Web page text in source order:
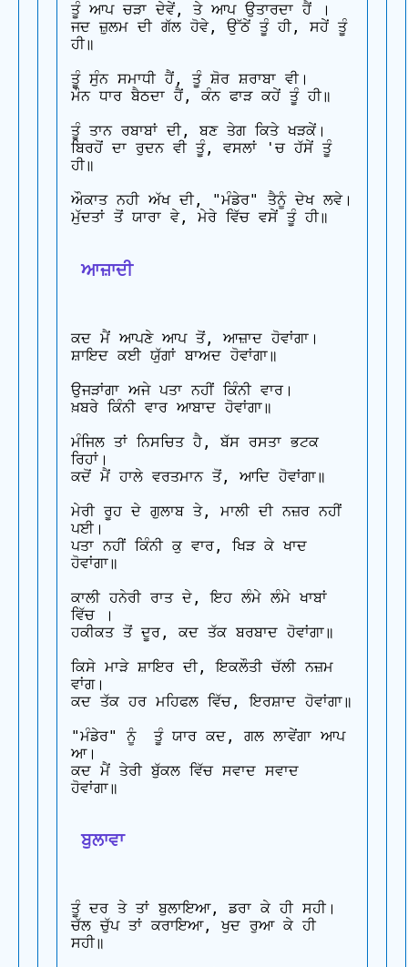
ਤੂੰ ਆਪ ਚੜਾ ਦੇਵੇਂ, ਤੇ ਆਪ ਉਤਾਰਦਾ ਹੈਂ ।
ਜਦ ਜ਼ੁਲਮ ਦੀ ਗੱਲ ਹੋਵੇ, ਉੱਠੇਂ ਤੂੰ ਹੀ, ਸਹੇਂ ਤੂੰ
ਹੀ॥
ਤੂੰ ਸੁੰਨ ਸਮਾਧੀ ਹੈਂ, ਤੂੰ ਸ਼ੋਰ ਸ਼ਰਾਬਾ ਵੀ।
ਮੌਨ ਧਾਰ ਬੈਠਦਾ ਹੈਂ, ਕੰਨ ਫਾੜ ਕਹੇਂ ਤੂੰ ਹੀ॥
ਤੂੰ ਤਾਨ ਰਬਾਬਾਂ ਦੀ, ਬਣ ਤੇਗ ਕਿਤੇ ਖੜਕੇਂ।
ਬਿਰਹੋਂ ਦਾ ਰੁਦਨ ਵੀ ਤੂੰ, ਵਸਲਾਂ 'ਚ ਹੱਸੇਂ ਤੂੰ
ਹੀ॥
ਔਕਾਤ ਨਹੀ ਅੱਖ ਦੀ, "ਮੰਡੇਰ" ਤੈਨੂੰ ਦੇਖ ਲਵੇ।
ਮੁੱਦਤਾਂ ਤੋਂ ਯਾਰਾ ਵੇ, ਮੇਰੇ ਵਿੱਚ ਵਸੇਂ ਤੂੰ ਹੀ॥
ਆਜ਼ਾਦੀ
ਕਦ ਮੈਂ ਆਪਣੇ ਆਪ ਤੋਂ, ਆਜ਼ਾਦ ਹੋਵਾਂਗਾ।
ਸ਼ਾਇਦ ਕਈ ਯੁੱਗਾਂ ਬਾਅਦ ਹੋਵਾਂਗਾ॥
ਉਜੜਾਂਗਾ ਅਜੇ ਪਤਾ ਨਹੀਂ ਕਿੰਨੀ ਵਾਰ।
ਖ਼ਬਰੇ ਕਿੰਨੀ ਵਾਰ ਆਬਾਦ ਹੋਵਾਂਗਾ॥
ਮੰਜਿਲ ਤਾਂ ਨਿਸਚਿਤ ਹੈ, ਬੱਸ ਰਸਤਾ ਭਟਕ
ਰਿਹਾਂ।
ਕਦੋਂ ਮੈਂ ਹਾਲੇ ਵਰਤਮਾਨ ਤੋਂ, ਆਦਿ ਹੋਵਾਂਗਾ॥
ਮੇਰੀ ਰੂਹ ਦੇ ਗੁਲਾਬ ਤੇ, ਮਾਲੀ ਦੀ ਨਜ਼ਰ ਨਹੀਂ
ਪਈ।
ਪਤਾ ਨਹੀਂ ਕਿੰਨੀ ਕੁ ਵਾਰ, ਖਿੜ ਕੇ ਖਾਦ
ਹੋਵਾਂਗਾ॥
ਕਾਲੀ ਹਨੇਰੀ ਰਾਤ ਦੇ, ਇਹ ਲੰਮੇ ਲੰਮੇ ਖਾਬਾਂ
ਵਿੱਚ ।
ਹਕੀਕਤ ਤੋਂ ਦੂਰ, ਕਦ ਤੱਕ ਬਰਬਾਦ ਹੋਵਾਂਗਾ॥
ਕਿਸੇ ਮਾੜੇ ਸ਼ਾਇਰ ਦੀ, ਇਕਲੌਤੀ ਚੱਲੀ ਨਜ਼ਮ
ਵਾਂਗ।
ਕਦ ਤੱਕ ਹਰ ਮਹਿਫਲ ਵਿੱਚ, ਇਰਸ਼ਾਦ ਹੋਵਾਂਗਾ॥
"ਮੰਡੇਰ" ਨੂੰ  ਤੂੰ ਯਾਰ ਕਦ, ਗਲ ਲਾਵੇਂਗਾ ਆਪ
ਆ।
ਕਦ ਮੈਂ ਤੇਰੀ ਬੁੱਕਲ ਵਿੱਚ ਸਵਾਦ ਸਵਾਦ
ਹੋਵਾਂਗਾ॥
ਬੁਲਾਵਾ
ਤੂੰ ਦਰ ਤੇ ਤਾਂ ਬੁਲਾਇਆ, ਡਰਾ ਕੇ ਹੀ ਸਹੀ।
ਚੱਲ ਚੁੱਪ ਤਾਂ ਕਰਾਇਆ, ਖੁਦ ਰੁਆ ਕੇ ਹੀ
ਸਹੀ॥